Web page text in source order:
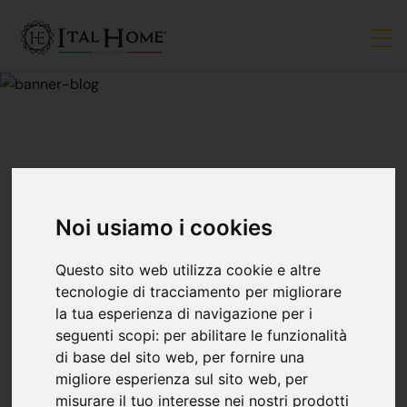
Noi usiamo i cookies
Questo sito web utilizza cookie e altre
tecnologie di tracciamento per migliorare
la tua esperienza di navigazione per i
seguenti scopi: per abilitare le funzionalità
di base del sito web, per fornire una
migliore esperienza sul sito web, per
misurare il tuo interesse nei nostri prodotti
Tecnologia E
Modernità: La Casa
Domotica
Ital Home Bergamo 26 settembre